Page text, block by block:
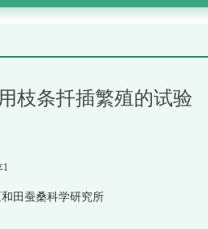
枝条扦插繁殖的试验
1
田蚕桑科学研究所